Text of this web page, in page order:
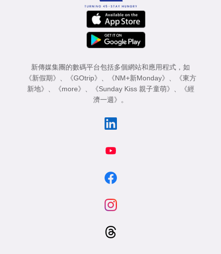
新傳媒集團的數碼平台包括多個網站和應用程式，如
《新假期》
《GOtrip》 《NM+新Monday》
《東方
新地》
《more》 《Sunday Kiss 親子童萌》
《經
濟一週》
。